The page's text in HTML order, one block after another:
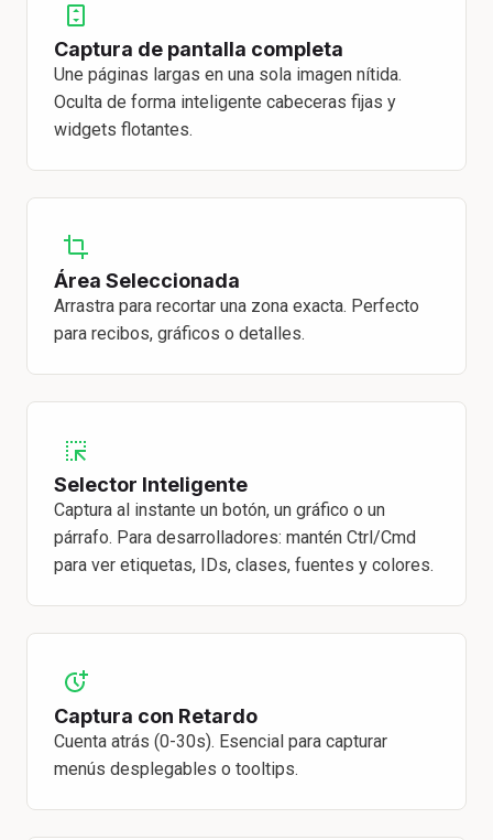
Captura de pantalla completa
Une páginas largas en una sola imagen nítida.
Oculta de forma inteligente cabeceras fijas y
widgets flotantes.
Área Seleccionada
Arrastra para recortar una zona exacta. Perfecto
para recibos, gráficos o detalles.
Selector Inteligente
Captura al instante un botón, un gráfico o un
párrafo. Para desarrolladores: mantén Ctrl/Cmd
para ver etiquetas, IDs, clases, fuentes y colores.
Captura con Retardo
Cuenta atrás (0-30s). Esencial para capturar
menús desplegables o tooltips.